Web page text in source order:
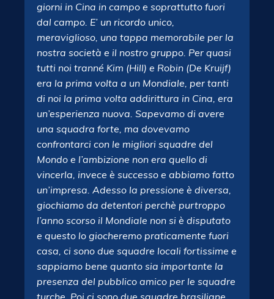
giorni in Cina in campo e soprattutto fuori
dal campo. E’ un ricordo unico,
meraviglioso, una tappa memorabile per la
nostra società e il nostro gruppo. Per quasi
tutti noi tranné Kim (Hill) e Robin (De Kruijf)
era la prima volta a un Mondiale, per tanti
di noi la prima volta addirittura in Cina, era
un’esperienza nuova. Sapevamo di avere
una squadra forte, ma dovevamo
confrontarci con le migliori squadre del
Mondo e l’ambizione non era quello di
vincerla, invece è successo e abbiamo fatto
un’impresa. Adesso la pressione è diversa,
giochiamo da detentori perchè purtroppo
l’anno scorso il Mondiale non si è disputato
e questo lo giocheremo praticamente fuori
casa, ci sono due squadre locali fortissime e
sappiamo bene quanto sia importante la
presenza del pubblico amico per le squadre